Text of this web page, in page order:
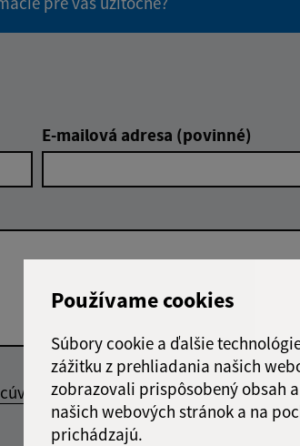
Používame cookies
Súbory cookie a ďalšie
zážitku z prehliadania našich
zobrazovali prispôsobený obsah
našich webových stránok a na
prichádzajú.
E-mailová adresa (povinné)
Google reCaptcha
Odoslať správu